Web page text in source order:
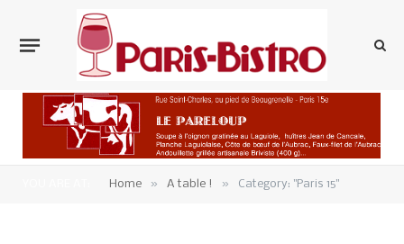
Home » A table ! » Category: "Paris 15"